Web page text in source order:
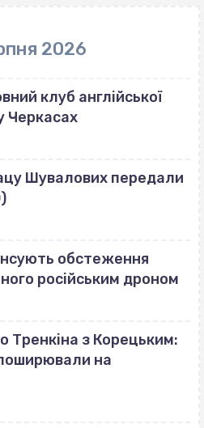
2026
клуб англійської
Черкасах
Шувалових передали
обстеження
російським дроном
Тренкіна з Корецьким:
поширювали на